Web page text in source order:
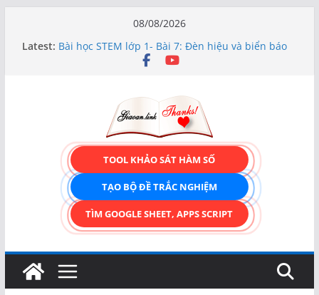
08/08/2026
Latest: Bài học STEM lớp 1- Bài 7: Đèn hiệu và biển báo
Bài học STEM lớp 3 Các bộ phận của thực vật
TẠO FORM ONLINE – TÙY BIẾN GIAO DIỆN ĐỈNH
CAO & XUẤT CODE THÔNG MINH!
TRẢI NGHIỆM CÔNG CỤ TẠO FORM ONLINE
KÉO THẢ – HOÀN TOÀN MIỄN PHÍ!
TOOL KHẢO SÁT HÀM SỐ
TẠO BỘ ĐỀ TRẮC NGHIỆM
TÌM GOOGLE SHEET, APPS SCRIPT